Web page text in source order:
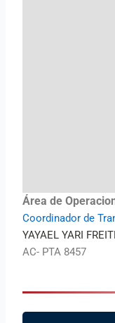
Área de
Coordinador de
YAYAEL YARI
AC- PTA 8457